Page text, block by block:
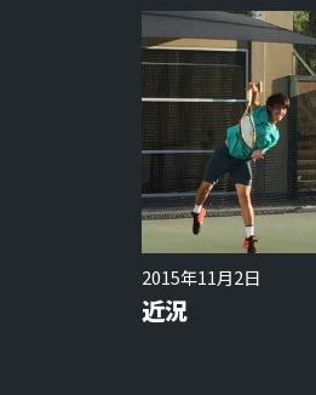
2015年11月2日
近況